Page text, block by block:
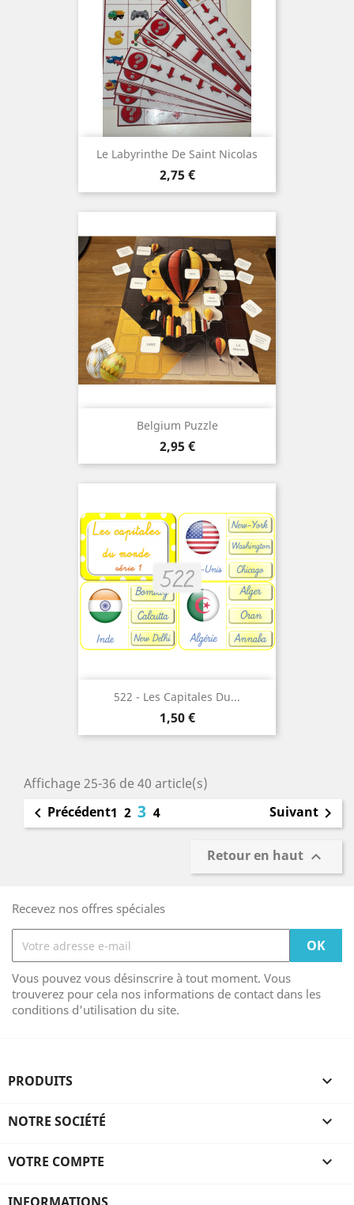
Le Labyrinthe De Saint Nicolas
Prix
2,75 €
Belgium Puzzle
Prix
2,95 €
522 - Les Capitales Du...
Prix
1,50 €
Affichage 25-36 de 40 article(s)
 Précédent1 2 3 4 Suivant 
Retour en haut 
Recevez nos offres spéciales
Vous pouvez vous désinscrire à tout moment. Vous
trouverez pour cela nos informations de contact dans les
conditions d'utilisation du site.
PRODUITS 
NOTRE SOCIÉTÉ 
VOTRE COMPTE 